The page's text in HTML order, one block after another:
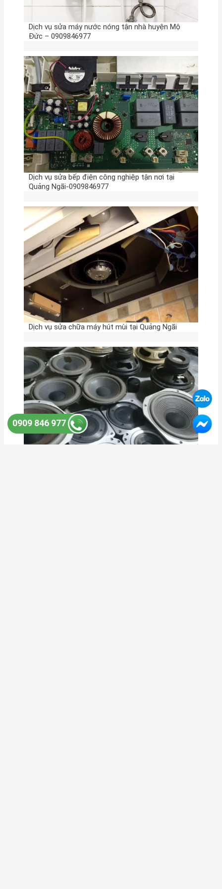
Dịch vụ sửa máy nước nóng tận nhà huyện Mộ
Đức – 0909846977
Dịch vụ sửa bếp điện công nghiệp tận nơi tại
Quảng Ngãi-0909846977
Dịch vụ sửa chữa máy hút mùi tại Quảng Ngãi
0909 846 977